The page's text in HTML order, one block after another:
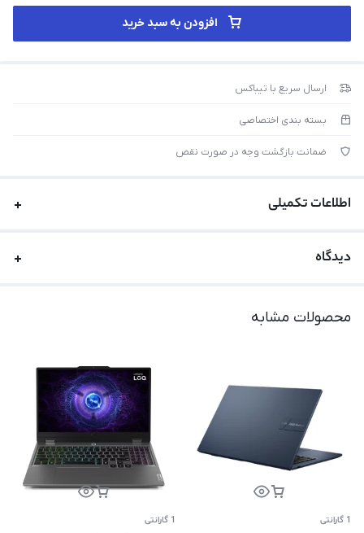
افزودن به سبد خرید
ارسال سریع با تیباکس
بسته بندی اختصاصی
ضمانت بازگشت وجه در صورت نقص
اطلاعات تکمیلی
دیدگاه
محصولات مشابه
1 گارانتی 1 گارانتی